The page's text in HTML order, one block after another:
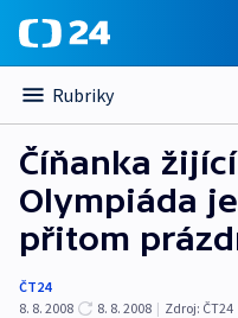
Rubriky
Číňanka
Olympiáda
přitom
ČT24
8. 8. 2008
8. 8. 2008 | Zdroj: ČT24